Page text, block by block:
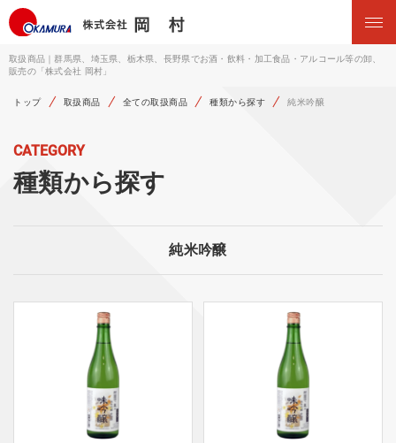
取扱商品｜群馬県、埼玉県、栃木県、長野県でお酒・飲料・加工食品・アルコール等の卸、
販売の「株式会社 岡村」
トップ 取扱商品 全ての取扱商品 種類から探す 純米吟醸
CATEGORY
種類から探す
純米吟醸